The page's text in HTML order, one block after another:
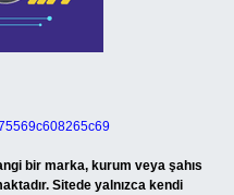
bir marka, kurum veya şahıs
Sitede yalnızca kendi